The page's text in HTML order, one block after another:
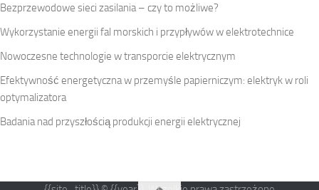
Bezprzewodowe sieci zasilania – czy to możliwe?
Wykorzystanie energii fal morskich i przypływów w elektrotechnice
Nowoczesne technologie w transporcie elektrycznym
Efektywność energetyczna w przemyśle papierniczym: elektryk w roli
optymalizatora
Badania nad przyszłością produkcji energii elektrycznej